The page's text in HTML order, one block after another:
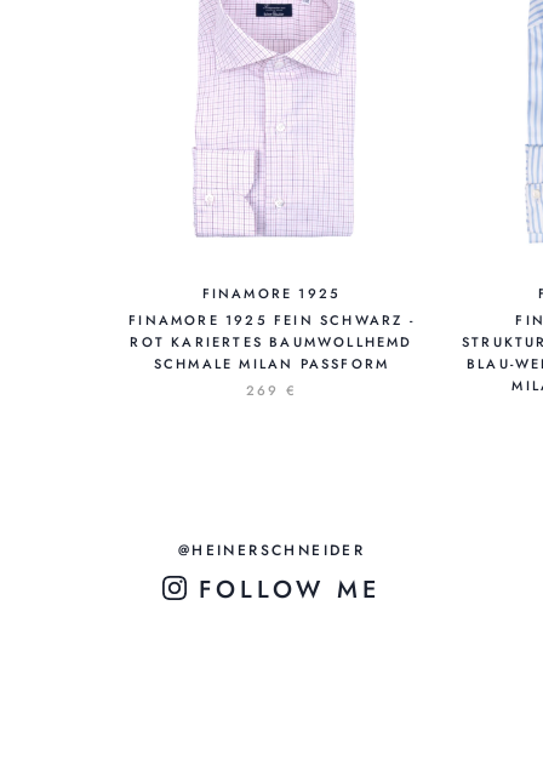
FINAMORE 1925
FINAMORE 1925 FEIN SCHWARZ -
ROT KARIERTES BAUMWOLLHEMD
SCHMALE MILAN PASSFORM
269 €
BLAU-
@HEINERSCHNEIDER
FOLLOW ME